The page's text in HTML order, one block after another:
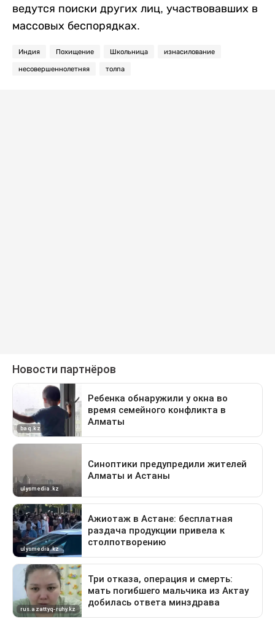
ведутся поиски других лиц, участвовавших в
массовых беспорядках.
Индия Похищение Школьница изнасилование
несовершеннолетняя толпа